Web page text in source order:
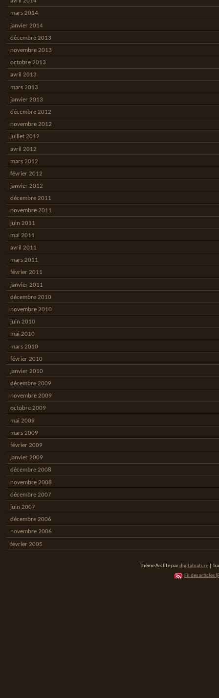
mars 2014
janvier 2014
décembre 2013
novembre 2013
octobre 2013
avril 2013
mars 2013
janvier 2013
décembre 2012
novembre 2012
juillet 2012
avril 2012
mars 2012
février 2012
janvier 2012
décembre 2011
novembre 2011
juin 2011
mai 2011
avril 2011
mars 2011
février 2011
janvier 2011
décembre 2010
novembre 2010
juin 2010
mai 2010
mars 2010
février 2010
janvier 2010
décembre 2009
novembre 2009
octobre 2009
mai 2009
mars 2009
février 2009
janvier 2009
décembre 2008
novembre 2008
décembre 2007
juin 2007
décembre 2006
novembre 2006
février 2005
Thème Arclite pardigitalnature |
Fil des articles